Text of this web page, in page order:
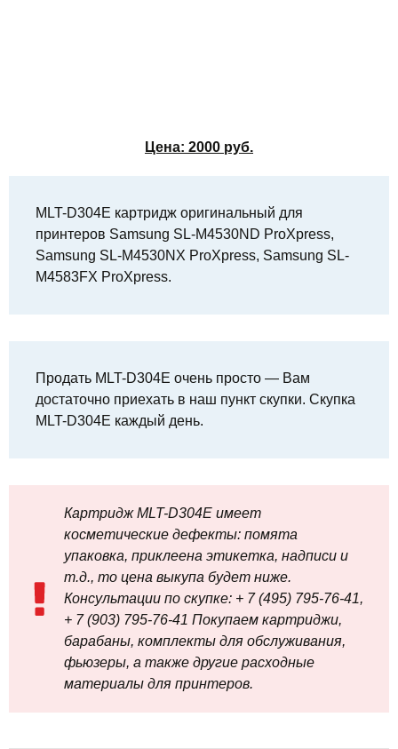
Цена: 2000 руб.
MLT-D304E картридж оригинальный для
принтеров Samsung SL-M4530ND ProXpress,
Samsung SL-M4530NX ProXpress, Samsung SL-
M4583FX ProXpress.
Продать MLT-D304E очень просто — Вам
достаточно приехать в наш пункт скупки. Скупка
MLT-D304E каждый день.
Картридж MLT-D304E имеет
косметические дефекты: помята
упаковка, приклеена этикетка, надписи и
т.д., то цена выкупа будет ниже.
Консультации по скупке: + 7 (495) 795-76-41,
+ 7 (903) 795-76-41 Покупаем картриджи,
барабаны, комплекты для обслуживания,
фьюзеры, а также другие расходные
материалы для принтеров.